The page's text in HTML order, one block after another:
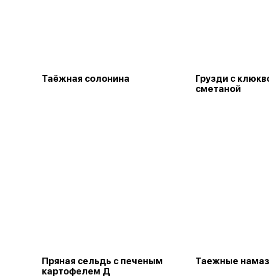
Таёжная солонина
Грузди с
сметаной
Пряная сельдь с печеным
картофелем Д
Таежные